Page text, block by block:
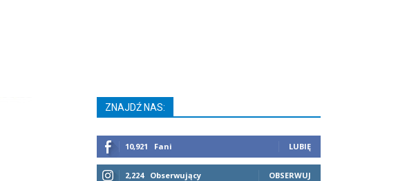
ZNAJDŹ NAS:
10,921 Fani LUBIĘ
2,224 Obserwujący OBSERWUJ